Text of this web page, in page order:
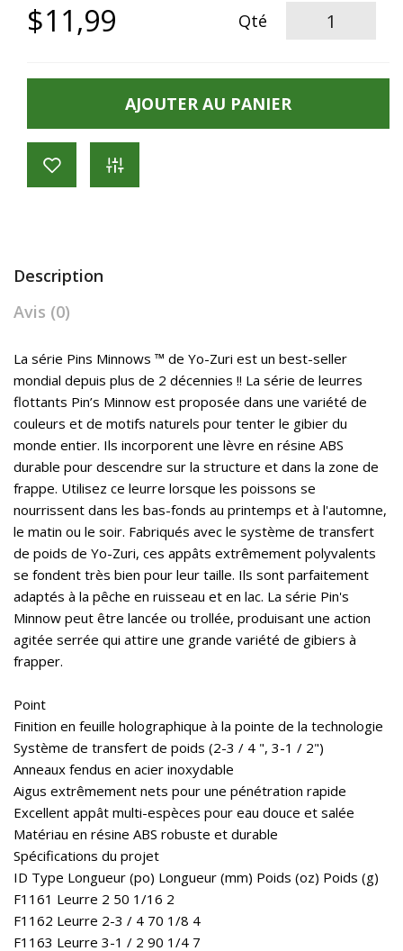
$11,99 Qté
AJOUTER AU PANIER
Description
Avis (0)
La série Pins Minnows ™ de Yo-Zuri est un best-seller
mondial depuis plus de 2 décennies !! La série de leurres
flottants Pin’s Minnow est proposée dans une variété de
couleurs et de motifs naturels pour tenter le gibier du
monde entier. Ils incorporent une lèvre en résine ABS
durable pour descendre sur la structure et dans la zone de
frappe. Utilisez ce leurre lorsque les poissons se
nourrissent dans les bas-fonds au printemps et à l'automne,
le matin ou le soir. Fabriqués avec le système de transfert
de poids de Yo-Zuri, ces appâts extrêmement polyvalents
se fondent très bien pour leur taille. Ils sont parfaitement
adaptés à la pêche en ruisseau et en lac. La série Pin's
Minnow peut être lancée ou trollée, produisant une action
agitée serrée qui attire une grande variété de gibiers à
frapper.
Point
Finition en feuille holographique à la pointe de la technologie
Système de transfert de poids (2-3 / 4 ", 3-1 / 2")
Anneaux fendus en acier inoxydable
Aigus extrêmement nets pour une pénétration rapide
Excellent appât multi-espèces pour eau douce et salée
Matériau en résine ABS robuste et durable
Spécifications du projet
ID Type Longueur (po) Longueur (mm) Poids (oz) Poids (g)
F1161 Leurre 2 50 1/16 2
F1162 Leurre 2-3 / 4 70 1/8 4
F1163 Leurre 3-1 / 2 90 1/4 7